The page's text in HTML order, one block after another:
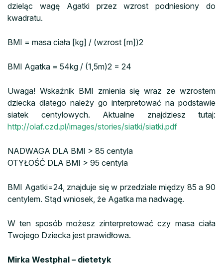
dzieląc wagę Agatki przez wzrost podniesiony do
kwadratu.
BMI = masa ciała [kg] / (wzrost [m])2
BMI Agatka = 54kg / (1,5m)2 = 24
Uwaga! Wskaźnik BMI zmienia się wraz ze wzrostem
dziecka dlatego należy go interpretować na podstawie
siatek centylowych. Aktualne znajdziesz tutaj:
http://olaf.czd.pl/images/stories/siatki/siatki.pdf
NADWAGA DLA BMI > 85 centyla
OTYŁOŚĆ DLA BMI > 95 centyla
BMI Agatki=24, znajduje się w przedziale między 85 a 90
centylem. Stąd wniosek, że Agatka ma nadwagę.
W ten sposób możesz zinterpretować czy masa ciała
Twojego Dziecka jest prawidłowa.
Mirka Westphal – dietetyk